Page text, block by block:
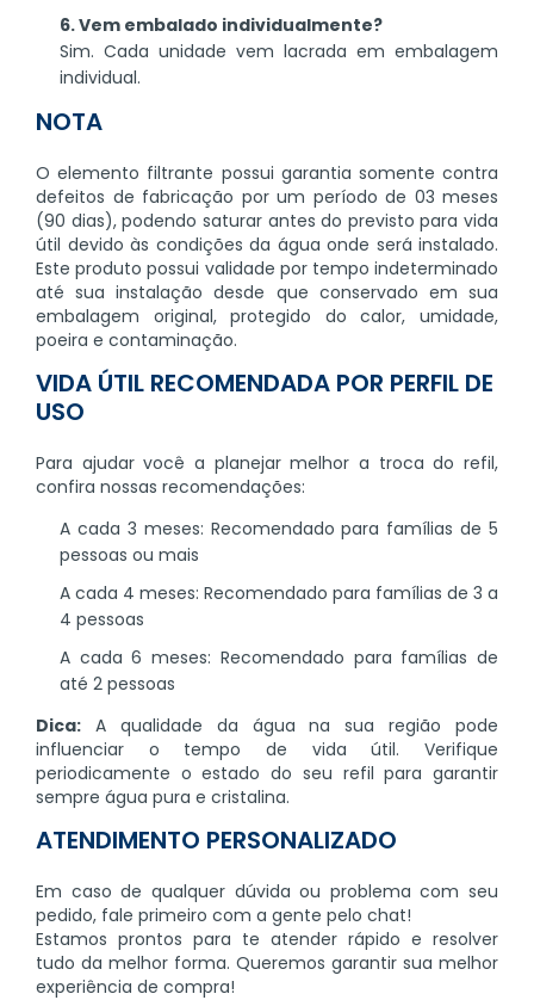
6. Vem embalado individualmente?
Sim. Cada unidade vem lacrada em embalagem
individual.
NOTA
O elemento filtrante possui garantia somente contra
defeitos de fabricação por um período de 03 meses
(90 dias), podendo saturar antes do previsto para vida
útil devido às condições da água onde será instalado.
Este produto possui validade por tempo indeterminado
até sua instalação desde que conservado em sua
embalagem original, protegido do calor, umidade,
poeira e contaminação.
VIDA ÚTIL RECOMENDADA POR PERFIL DE
USO
Para ajudar você a planejar melhor a troca do refil,
confira nossas recomendações:
A cada 3 meses: Recomendado para famílias de 5
pessoas ou mais
A cada 4 meses: Recomendado para famílias de 3 a
4 pessoas
A cada 6 meses: Recomendado para famílias de
até 2 pessoas
Dica: A qualidade da água na sua região pode
influenciar o tempo de vida útil. Verifique
periodicamente o estado do seu refil para garantir
sempre água pura e cristalina.
ATENDIMENTO PERSONALIZADO
Em caso de qualquer dúvida ou problema com seu
pedido, fale primeiro com a gente pelo chat!
Estamos prontos para te atender rápido e resolver
tudo da melhor forma. Queremos garantir sua melhor
experiência de compra!